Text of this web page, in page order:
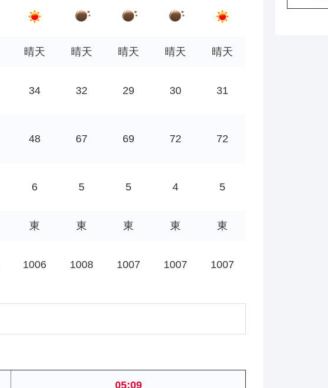
晴天 晴天 晴天 晴天 晴天
34 32 29 30 31
48 67 69 72 72
6 5 5 4 5
東 東 東 東 東
1006 1008 1007 1007 1007
05:09